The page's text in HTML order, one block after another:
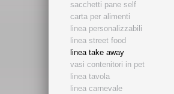
sacchetti pane self
carta per alimenti
linea personalizzabili
linea street food
linea take away
vasi contenitori in pet
linea tavola
linea carnevale